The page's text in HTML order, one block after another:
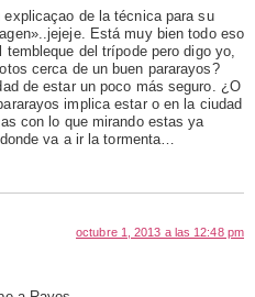
de la técnica para su
Está muy bien todo eso
del trípode pero digo yo,
cerca de un buen pararayos?
de estar un poco más seguro. ¿O
implica estar o en la ciudad
con lo que mirando estas ya
va a ir la tormenta…
octubre 1, 2013 a las 12:48 pm